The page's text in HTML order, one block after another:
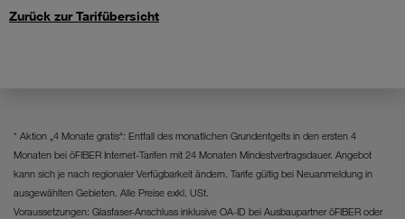
Zurück zur Tarifübersicht
* Aktion „4 Monate gratis“: Entfall des monatlichen Grundentgelts in den ersten 4
Monaten bei öFIBER Internet-Tarifen mit 24 Monaten Mindestvertragsdauer. Angebot
kann sich je nach regionaler Verfügbarkeit ändern. Tarife gültig bei Neuanmeldung in
ausgewählten Gebieten. Alle Preise exkl. USt.
Voraussetzungen: Glasfaser-Anschluss inklusive OA-ID bei Ausbaupartner öFIBER oder
Unternehmen behandelt.